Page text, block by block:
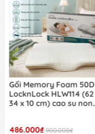
Bàn là | bàn ủi hơi nước
LocknLock Steam Iron
2200W mặt bàn ủi phủ
420.000₫ 711.000₫